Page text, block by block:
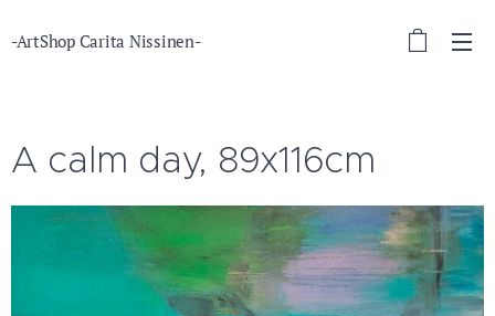
-ArtShop Carita Nissinen-
A calm day, 89x116cm